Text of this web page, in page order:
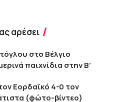
αρέσει
στο Βέλγιο
παιχνίδια στην Β’
Εορδαϊκό 4-0 τον
(φώτο-βίντεο)